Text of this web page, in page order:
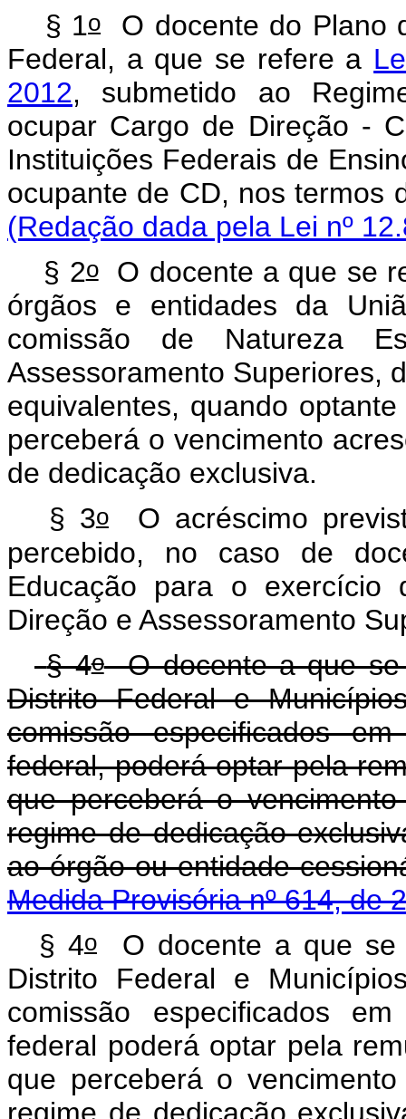
§ 1oO docente do Plano
Federal, a que se refere a
2012, submetido ao
ocupar Cargo de Direção -
Instituições Federais de
ocupante de CD, nos termos
(Redação dada pela Lei nº
§ 2oO docente a que se
órgãos e entidades da
comissão de Natureza
Assessoramento Superiores,
equivalentes, quando
perceberá o vencimento
de dedicação exclusiva.
§ 3oO acréscimo
percebido, no caso de
Educação para o
Direção e Assessoramento
§ 4oO docente a que se
Distrito Federal e
comissão especificados
federal, poderá optar pela
que perceberá o
regime de dedicação
ao órgão ou
Medida Provisória nº 614, de
§ 4oO docente a que se
Distrito Federal e
comissão especificados
federal poderá optar pela
que perceberá o